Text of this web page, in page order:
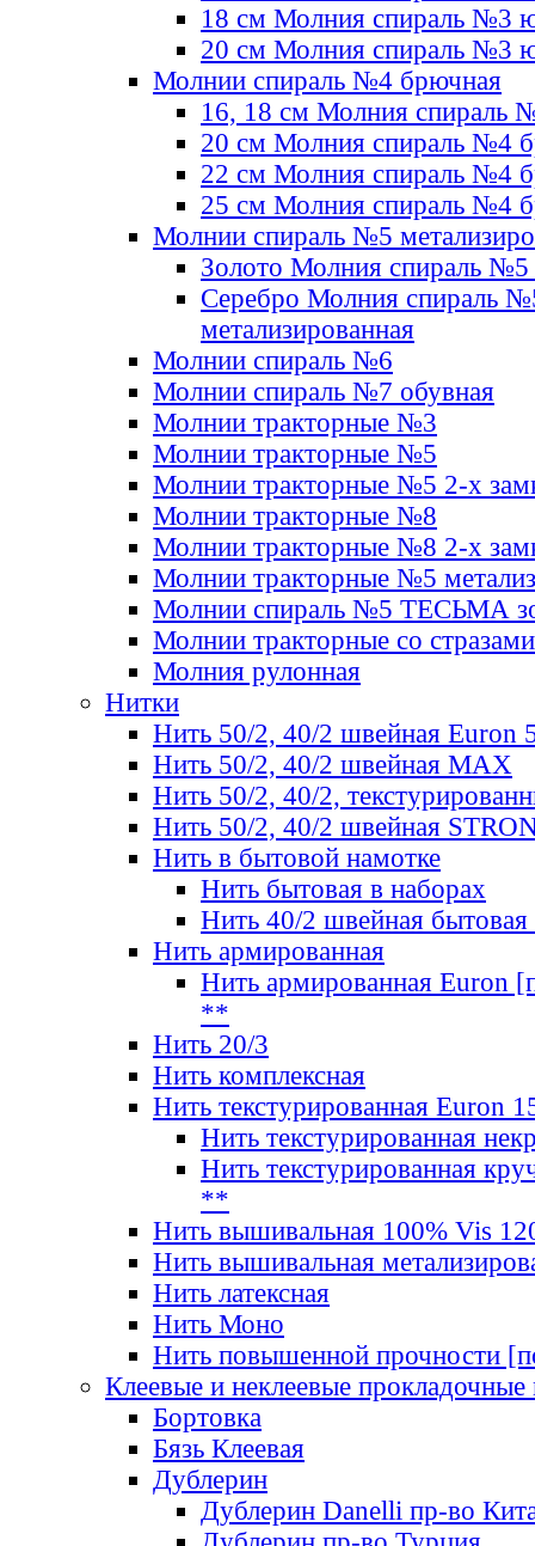
18 см Молния спираль №3
20 см Молния спираль №3
Молнии спираль №4 брючная
16, 18 см Молния спираль
20 см Молния спираль №4
22 см Молния спираль №4
25 см Молния спираль №4
Молнии спираль №5
Золото Молния спираль №5
Серебро Молния спираль
метализированная
Молнии спираль №6
Молнии спираль №7 обувная
Молнии тракторные №3
Молнии тракторные №5
Молнии тракторные №5 2-х
Молнии тракторные №8
Молнии тракторные №8 2-х
Молнии тракторные №5
Молнии спираль №5 ТЕСЬМА
Молнии тракторные со стразами
Молния рулонная
Нитки
Нить 50/2, 40/2 швейная Euron
Нить 50/2, 40/2 швейная МАХ
Нить 50/2, 40/2,
Нить 50/2, 40/2 швейная
Нить в бытовой намотке
Нить бытовая в наборах
Нить 40/2 швейная бытовая
Нить армированная
Нить армированная Euron
**
Нить 20/3
Нить комплексная
Нить текстурированная Euron
Нить текстурированная
Нить текстурированная
**
Нить вышивальная 100% Vis
Нить вышивальная
Нить латексная
Нить Моно
Нить повышенной прочности
Клеевые и неклеевые прокладочные
Бортовка
Бязь Клеевая
Дублерин
Дублерин Danelli пр-во